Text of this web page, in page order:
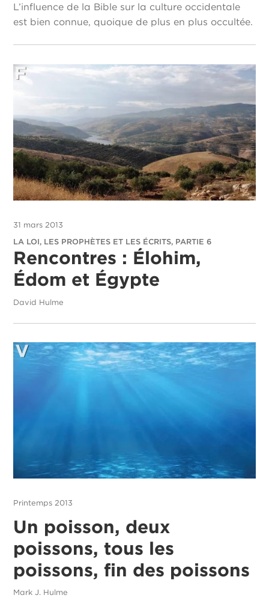
L’influence de la Bible sur la culture occidentale
est bien connue, quoique de plus en plus occultée.
31 mars 2013
LA LOI, LES PROPHÈTES ET LES ÉCRITS, PARTIE 6
Rencontres : Élohim,
Édom et Égypte
David Hulme
Printemps 2013
Un poisson, deux
poissons, tous les
poissons, fin des poissons
Mark J. Hulme